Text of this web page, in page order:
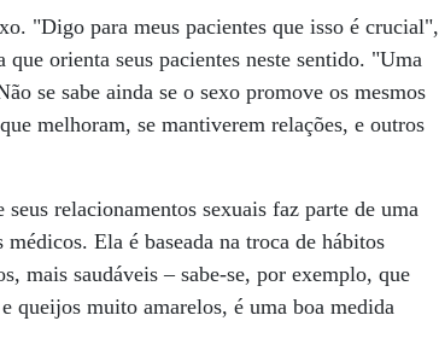
"Digo para meus pacientes que isso é crucial",
orienta seus pacientes neste sentido. "Uma
se sabe ainda se o sexo promove os mesmos
melhoram, se mantiverem relações, e outros
relacionamentos sexuais faz parte de uma
Ela é baseada na troca de hábitos
mais saudáveis – sabe-se, por exemplo, que
queijos muito amarelos, é uma boa medida